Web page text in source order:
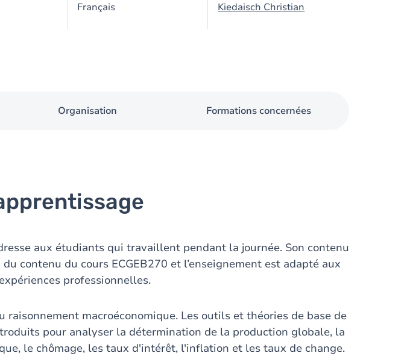
Français Kiedaisch Christian
Organisation Formations concernées
aux étudiants qui travaillent pendant la journée. Son contenu
contenu du cours ECGEB270 et l’enseignement est adapté aux
professionnelles.
raisonnement macroéconomique. Les outils et théories de base de
pour analyser la détermination de la production globale, la
le chômage, les taux d'intérêt, l'inflation et les taux de change.